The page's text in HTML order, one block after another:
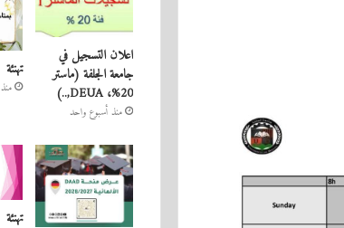
اعلان التسجيل في
جامعة الجلفة (ماستر
20%، DEUA,..)
منذ أسبوع واحد
تهنئة
منذ 3 أسابيع
تهنئة